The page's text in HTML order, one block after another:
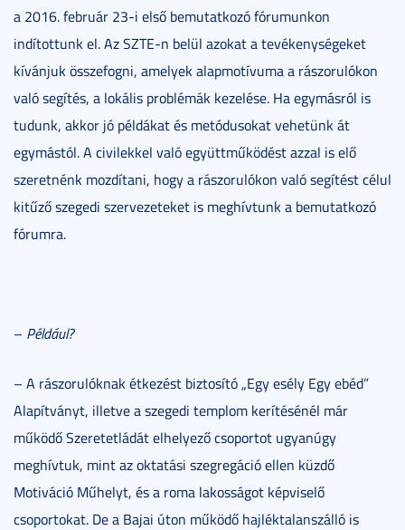
a 2016. február 23-i első bemutatkozó fórumunkon
indítottunk el. Az SZTE-n belül azokat a tevékenységeket
kívánjuk összefogni, amelyek alapmotívuma a rászorulókon
való segítés, a lokális problémák kezelése. Ha egymásról is
tudunk, akkor jó példákat és metódusokat vehetünk át
egymástól. A civilekkel való együttműködést azzal is elő
szeretnénk mozdítani, hogy a rászorulókon való segítést célul
kitűző szegedi szervezeteket is meghívtunk a bemutatkozó
fórumra.
– Például?
– A rászorulóknak étkezést biztosító „Egy esély Egy ebéd”
Alapítványt, illetve a szegedi templom kerítésénél már
működő Szeretetládát elhelyező csoportot ugyanúgy
meghívtuk, mint az oktatási szegregáció ellen küzdő
Motiváció Műhelyt, és a roma lakosságot képviselő
csoportokat. De a Bajai úton működő hajléktalanszálló is